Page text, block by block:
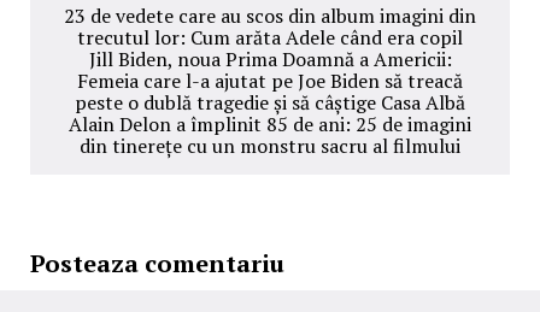
23 de vedete care au scos din album imagini din
trecutul lor: Cum arăta Adele când era copil
Jill Biden, noua Prima Doamnă a Americii:
Femeia care l-a ajutat pe Joe Biden să treacă
peste o dublă tragedie și să câștige Casa Albă
Alain Delon a împlinit 85 de ani: 25 de imagini
din tinerețe cu un monstru sacru al filmului
Posteaza comentariu